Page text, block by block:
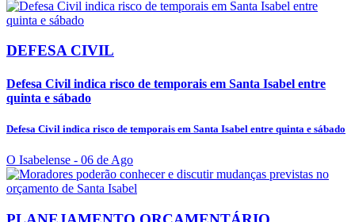
DEFESA CIVIL
Defesa Civil indica risco de temporais em Santa Isabel entre
quinta e sábado
Defesa Civil indica risco de temporais em Santa Isabel entre quinta e sábado
O Isabelense - 06 de Ago